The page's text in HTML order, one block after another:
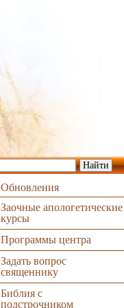
Обновления
Заочные апологетические
курсы
Программы центра
Задать вопрос
священнику
Библия с
подстрочником